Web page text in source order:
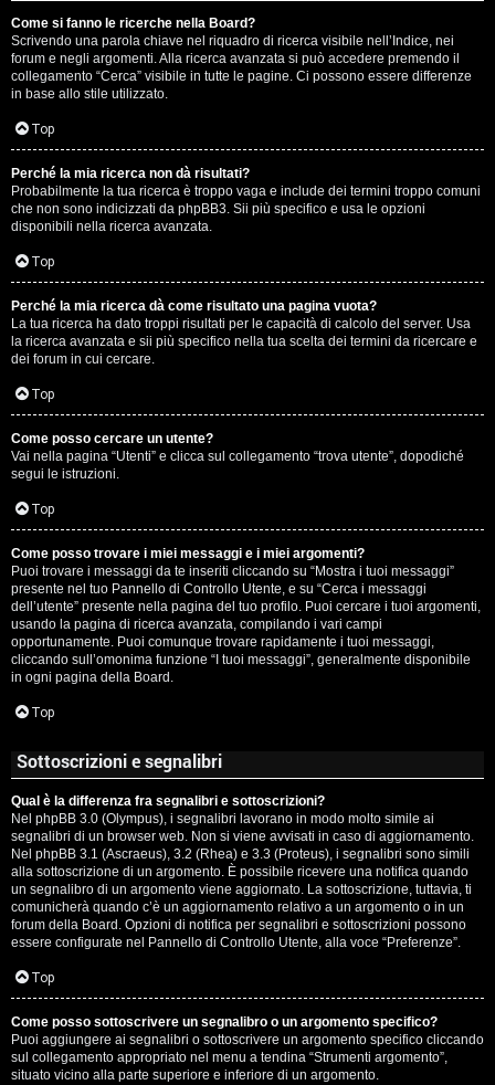
Come si fanno le ricerche nella Board?
Scrivendo una parola chiave nel riquadro di ricerca visibile nell’Indice, nei
forum e negli argomenti. Alla ricerca avanzata si può accedere premendo il
collegamento “Cerca” visibile in tutte le pagine. Ci possono essere differenze
in base allo stile utilizzato.
Top
Perché la mia ricerca non dà risultati?
Probabilmente la tua ricerca è troppo vaga e include dei termini troppo comuni
che non sono indicizzati da phpBB3. Sii più specifico e usa le opzioni
disponibili nella ricerca avanzata.
Top
Perché la mia ricerca dà come risultato una pagina vuota?
La tua ricerca ha dato troppi risultati per le capacità di calcolo del server. Usa
la ricerca avanzata e sii più specifico nella tua scelta dei termini da ricercare e
dei forum in cui cercare.
Top
Come posso cercare un utente?
Vai nella pagina “Utenti” e clicca sul collegamento “trova utente”, dopodiché
segui le istruzioni.
Top
Come posso trovare i miei messaggi e i miei argomenti?
Puoi trovare i messaggi da te inseriti cliccando su “Mostra i tuoi messaggi”
presente nel tuo Pannello di Controllo Utente, e su “Cerca i messaggi
dell’utente” presente nella pagina del tuo profilo. Puoi cercare i tuoi argomenti,
usando la pagina di ricerca avanzata, compilando i vari campi
opportunamente. Puoi comunque trovare rapidamente i tuoi messaggi,
cliccando sull’omonima funzione “I tuoi messaggi”, generalmente disponibile
in ogni pagina della Board.
Top
Sottoscrizioni e segnalibri
Qual è la differenza fra segnalibri e sottoscrizioni?
Nel phpBB 3.0 (Olympus), i segnalibri lavorano in modo molto simile ai
segnalibri di un browser web. Non si viene avvisati in caso di aggiornamento.
Nel phpBB 3.1 (Ascraeus), 3.2 (Rhea) e 3.3 (Proteus), i segnalibri sono simili
alla sottoscrizione di un argomento. È possibile ricevere una notifica quando
un segnalibro di un argomento viene aggiornato. La sottoscrizione, tuttavia, ti
comunicherà quando c’è un aggiornamento relativo a un argomento o in un
forum della Board. Opzioni di notifica per segnalibri e sottoscrizioni possono
essere configurate nel Pannello di Controllo Utente, alla voce “Preferenze”.
Top
Come posso sottoscrivere un segnalibro o un argomento specifico?
Puoi aggiungere ai segnalibri o sottoscrivere un argomento specifico cliccando
sul collegamento appropriato nel menu a tendina “Strumenti argomento”,
situato vicino alla parte superiore e inferiore di un argomento.